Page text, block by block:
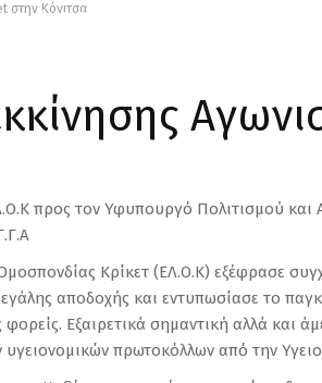
Διοργανώσεις
στην Κόνιτσα
προς τον Υφυπουργό Πολιτισμού και
Κρίκετ (ΕΛ.Ο.Κ) εξέφρασε
αποδοχής και εντυπωσίασε το
Εξαιρετικά σημαντική αλλά και
πρωτοκόλλων από την